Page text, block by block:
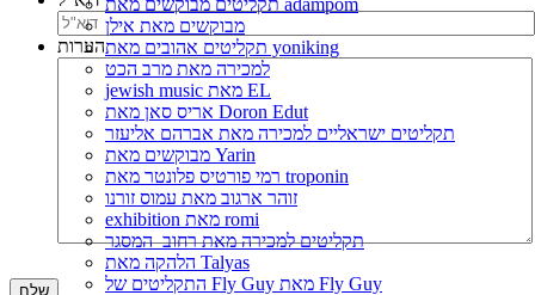
מבוקשים מאת אילן
תקליטים אהובים מאת yoniking
למכירה מאת מרב הכט
jewish music מאת EL
אריס סאן מאת Doron Edut
תקליטים ישראליים למכירה מאת אברהם אליעזר
מבוקשים מאת Yarin
רמי פורטיס פלונטר מאת troponin
זוהר ארגוב מאת עמוס זורנו
exhibition מאת romi
תקליטים למכירה מאת רחוב_המסגר
הלהקה מאת Talyas
התקליטים של Fly Guy מאת Fly Guy
הערות